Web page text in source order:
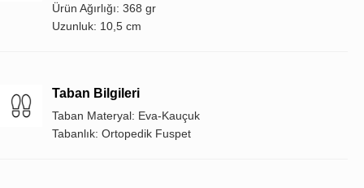
Ürün Ağırlığı: 368 gr
Uzunluk: 10,5 cm
Taban Bilgileri
Taban Materyal: Eva-Kauçuk
Tabanlık: Ortopedik Fuspet